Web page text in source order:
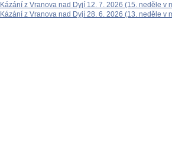
Kázání z Vranova nad Dyjí 12. 7. 2026 (15. neděle v
Kázání z Vranova nad Dyjí 28. 6. 2026 (13. neděle v